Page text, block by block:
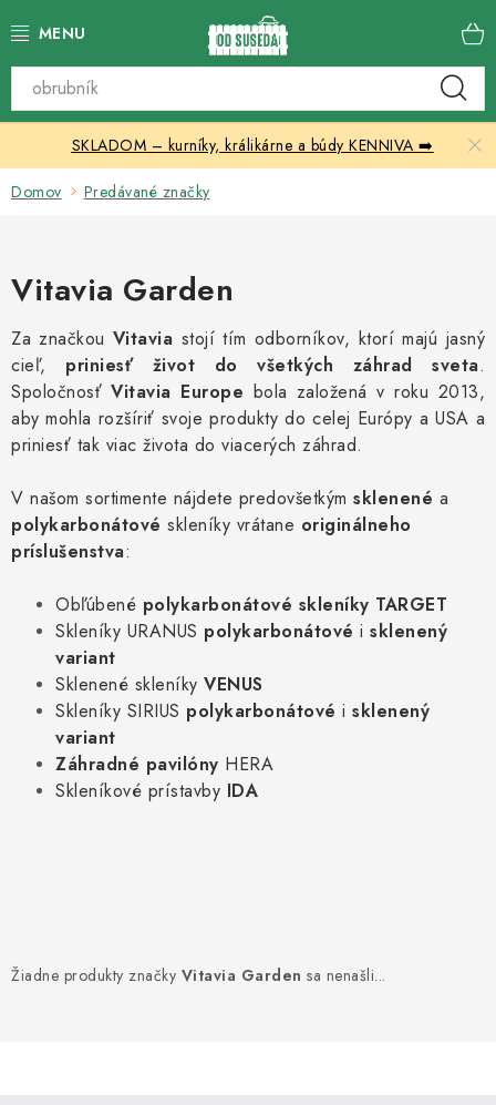
na
Katalóg produktov
Skleníky
Prístrešky
Vonkajšia dlažba
Kontakty
Kachle
SKLADOM – kurníky, králikárne a búdy KENNIVA ➡️
Domov Predávané značky
Vitavia Garden
Za značkou Vitavia stojí tím odborníkov, ktorí majú jasný
cieľ, priniesť život do všetkých záhrad sveta.
SpoločnosťVitavia Europe bola založená v roku 2013,
aby mohla rozšíriť svoje produkty do celej Európy a USA a
priniesť tak viac života do viacerých záhrad.
V našom sortimente nájdete predovšetkým sklenené a
polykarbonátové skleníky vrátane originálneho
príslušenstva:
Obľúbené polykarbonátové skleníky TARGET
Skleníky URANUS polykarbonátové i sklenený
variant
Sklenené skleníky VENUS
Skleníky SIRIUS polykarbonátové i sklenený
variant
Záhradné pavilóny HERA
Skleníkové prístavby IDA
Žiadne produkty značky Vitavia Garden sa nenašli...